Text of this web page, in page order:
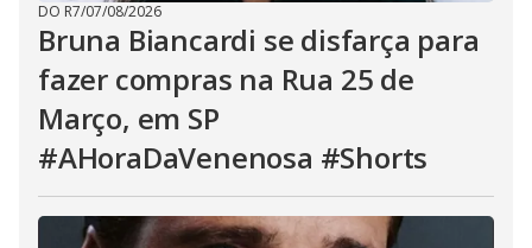
DO R7/07/08/2026
Bruna Biancardi se disfarça para
fazer compras na Rua 25 de
Março, em SP
#AHoraDaVenenosa #Shorts